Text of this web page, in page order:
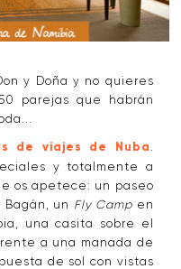
y Doña y no quieres
parejas que habrán
de viajes de Nuba
y totalmente a
os apetece: un paseo
un Fly Camp en
una casita sobre el
a una manada de
de sol con vistas